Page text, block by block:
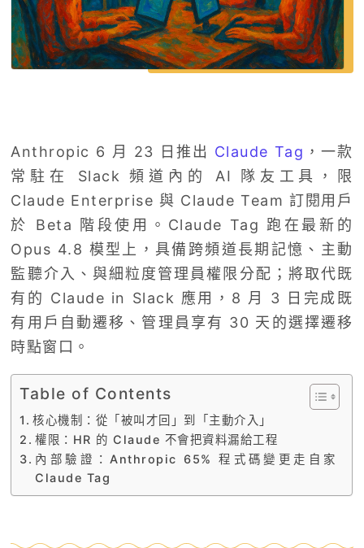
Anthropic 6 月 23 日推出 Claude Tag ，一款
常駐在 Slack 頻道內的 AI 隊友工具，限
Claude Enterprise 與 Claude Team 訂閱用戶
於 Beta 階段使用。Claude Tag 跑在最新的
Opus 4.8 模型上，具備跨頻道長期記憶、主動
監聽介入、與細粒度管理員權限分配；將取代既
有的 Claude in Slack 應用，8 月 3 日完成既
有用戶自動遷移、管理員享有 30 天的選擇遷移
時點窗口。
Table of Contents
核心機制：從「被叫才回」到「主動介入」
權限：HR 的 Claude 不會把資料漏給工程
內部驗證：Anthropic 65% 程式碼變更走自家
Claude Tag